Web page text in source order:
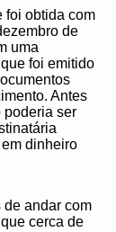
foi obtida com
de
uma
foi emitido
Antes
poderia ser
dinheiro
de andar com
cerca de